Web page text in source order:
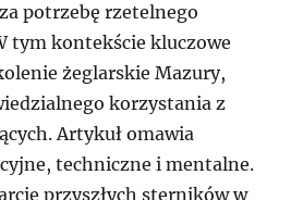
potrzebę rzetelnego
tym kontekście kluczowe
żeglarskie Mazury,
korzystania z
Artykuł omawia
techniczne i mentalne.
przyszłych sterników w